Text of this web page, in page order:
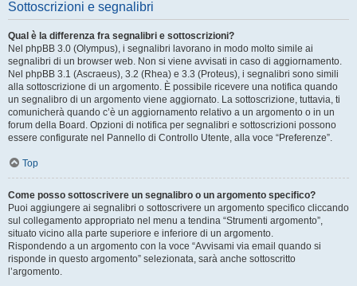
Sottoscrizioni e segnalibri
Qual è la differenza fra segnalibri e sottoscrizioni?
Nel phpBB 3.0 (Olympus), i segnalibri lavorano in modo molto simile ai
segnalibri di un browser web. Non si viene avvisati in caso di aggiornamento.
Nel phpBB 3.1 (Ascraeus), 3.2 (Rhea) e 3.3 (Proteus), i segnalibri sono simili
alla sottoscrizione di un argomento. È possibile ricevere una notifica quando
un segnalibro di un argomento viene aggiornato. La sottoscrizione, tuttavia, ti
comunicherà quando c’è un aggiornamento relativo a un argomento o in un
forum della Board. Opzioni di notifica per segnalibri e sottoscrizioni possono
essere configurate nel Pannello di Controllo Utente, alla voce “Preferenze”.
Top
Come posso sottoscrivere un segnalibro o un argomento specifico?
Puoi aggiungere ai segnalibri o sottoscrivere un argomento specifico cliccando
sul collegamento appropriato nel menu a tendina “Strumenti argomento”,
situato vicino alla parte superiore e inferiore di un argomento.
Rispondendo a un argomento con la voce “Avvisami via email quando si
risponde in questo argomento” selezionata, sarà anche sottoscritto
l’argomento.